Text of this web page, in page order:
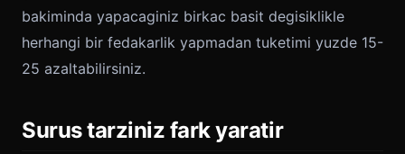
bakiminda yapacaginiz birkac basit degisiklikle
herhangi bir fedakarlik yapmadan tuketimi yuzde 15-
25 azaltabilirsiniz.
Surus tarziniz fark yaratir